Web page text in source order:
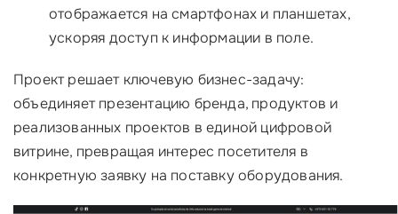
отображается на смартфонах и планшетах,
ускоряя доступ к информации в поле.
Проект решает ключевую бизнес-задачу:
объединяет презентацию бренда, продуктов и
реализованных проектов в единой цифровой
витрине, превращая интерес посетителя в
конкретную заявку на поставку оборудования.